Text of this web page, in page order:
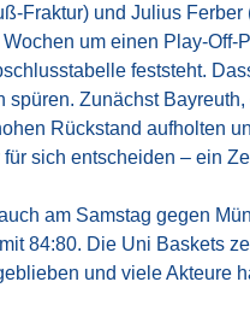
Fraktur) und Julius
um einen Play-
feststeht.
spüren. Zunächst
Rückstand aufholten
sich entscheiden – ein
am Samstag gegen
84:80. Die Uni Baskets
und viele Akteure